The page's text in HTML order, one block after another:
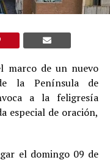
marco de un nuevo
la Península de
a la feligresía
especial de oración,
el domingo 09 de